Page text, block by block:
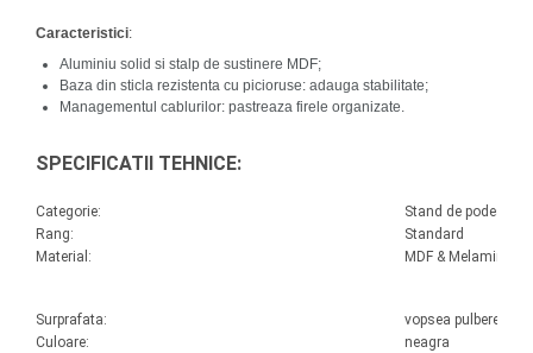
Caracteristici:
Aluminiu solid si stalp de sustinere MDF;
Baza din sticla rezistenta cu picioruse: adauga stabilitate;
Managementul cablurilor: pastreaza firele organizate.
SPECIFICATII TEHNICE:
Categorie:
Stand de podea
Rang:
Standard
Material:
MDF & Melamina,
Surprafata:
vopsea pulbere
Culoare:
neagra